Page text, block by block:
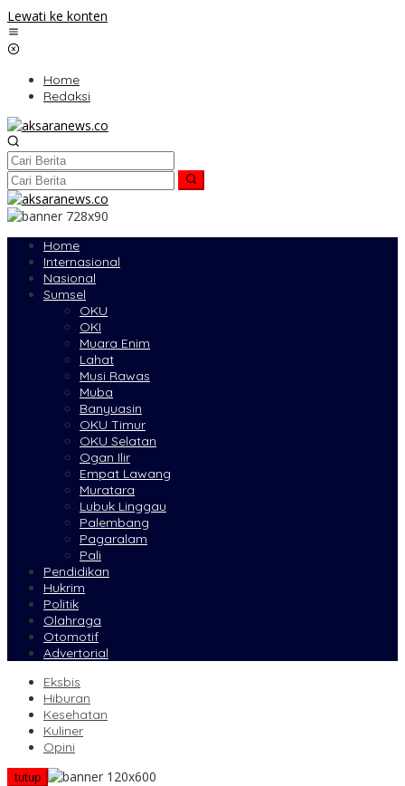
Lewati ke konten
Home
Redaksi
Home
Internasional
Nasional
Sumsel
OKU
OKI
Muara Enim
Lahat
Musi Rawas
Muba
Banyuasin
OKU Timur
OKU Selatan
Ogan Ilir
Empat Lawang
Muratara
Lubuk Linggau
Palembang
Pagaralam
Pali
Pendidikan
Hukrim
Politik
Olahraga
Otomotif
Advertorial
Eksbis
Hiburan
Kesehatan
Kuliner
Opini
tutup